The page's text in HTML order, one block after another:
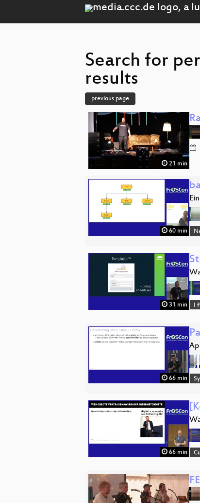
Search for
results
previous page
21 min
60 min
31 min I
66 min
66 min